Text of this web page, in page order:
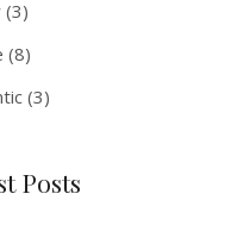
(3)
(8)
(3)
Posts